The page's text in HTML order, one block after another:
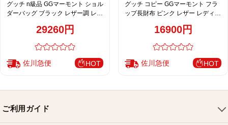
グッチ n級品 GGマーモント ショル
ダーバッグ ブラック レザー調 レデ
29260円
佐川急便 HOT
グッチ コピー GGマーモント フラ
ップ長財布 ピンク レザー レディー
16900円
佐川急便 HOT
ご利用ガイド